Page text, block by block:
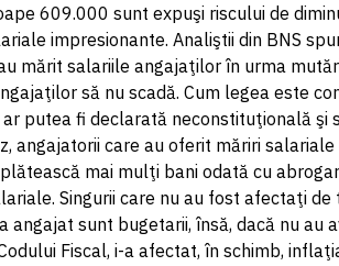
609.000 sunt expuşi riscului de
impresionante. Analiştii din BNS
mărit salariile angajaţilor în urma
să nu scadă. Cum legea este
putea fi declarată neconstituţională şi
angajatorii care au oferit măriri
mai mulţi bani odată cu
Singurii care nu au fost afectaţi
angajat sunt bugetarii, însă, dacă nu au
Fiscal, i-a afectat, în schimb,